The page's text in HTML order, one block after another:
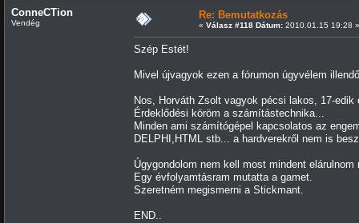
ConneCTion
Vendég
Re: Bemutatkozás
« Válasz #118 Dátum:2010.01.15 19:28 »
Szép Estét!
Mivel újvagyok ezen a fórumon úgyvélem
Nos, Horváth Zsolt vagyok pécsi lakos, 17-
Érdeklődési köröm a számítástechnika...
Minden ami számítógépel kapcsolatos az
DELPHI,HTML stb... a hardverekről nem is
Úgygondolom nem kell most mindent
Egy évfolyamtásram mutatta a gamet.
Szeretném megismerni a Stickmant.
END..